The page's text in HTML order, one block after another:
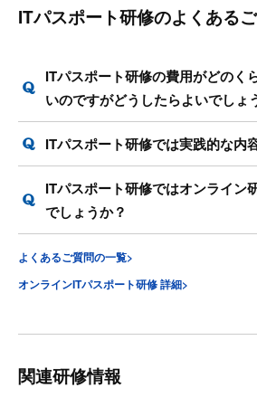
ITパスポート研修のよくある
ITパスポート研修の費用がどのく
いのですがどうしたらよいでしょ
ITパスポート研修では実践的な内
ITパスポート研修ではオンライン
でしょうか？
よくあるご質問の一覧>
オンラインITパスポート研修 詳細>
関連研修情報